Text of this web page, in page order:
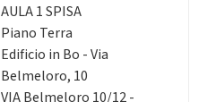
AULA 1 SPISA
Piano Terra
Edificio in Bo - Via
Belmeloro, 10
VIA Belmeloro 10/12 -